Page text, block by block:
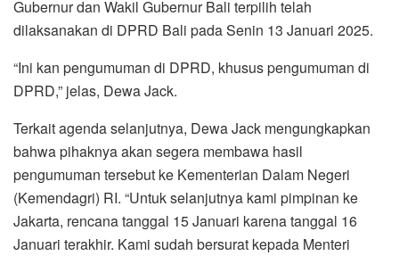
Gubernur dan Wakil Gubernur Bali terpilih telah
dilaksanakan di DPRD Bali pada Senin 13 Januari 2025.
“Ini kan pengumuman di DPRD, khusus pengumuman di
DPRD,” jelas, Dewa Jack.
Terkait agenda selanjutnya, Dewa Jack mengungkapkan
bahwa pihaknya akan segera membawa hasil
pengumuman tersebut ke Kementerian Dalam Negeri
(Kemendagri) RI. “Untuk selanjutnya kami pimpinan ke
Jakarta, rencana tanggal 15 Januari karena tanggal 16
Januari terakhir. Kami sudah bersurat kepada Menteri